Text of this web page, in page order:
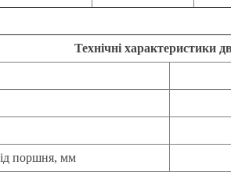
Технічні характеристики
поршня, мм